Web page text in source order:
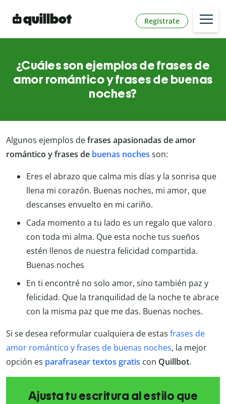
Regístrate
¿Cuáles son ejemplos de frases de
amor romántico y frases de buenas
noches?
Algunos ejemplos defrases apasionadas de amor
romántico y frases de buenas noches son:
Eres el abrazo que calma mis días y la sonrisa que
llena mi corazón. Buenas noches, mi amor, que
descanses envuelto en mi cariño.
Cada momento a tu lado es un regalo que valoro
con toda mi alma. Que esta noche tus sueños
estén llenos de nuestra felicidad compartida.
Buenas noches
En ti encontré no solo amor, sino también paz y
felicidad. Que la tranquilidad de la noche te abrace
con la misma paz que me das. Buenas noches.
Si se desea reformular cualquiera de estas frases de
amor romántico y frases de buenas noches, la mejor
opción es parafrasear textos gratis con Quillbot.
Ajusta tu escritura al estilo que